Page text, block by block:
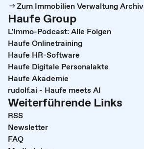
Zum Immobilien Verwaltung Archiv
Haufe Group
L'Immo-Podcast: Alle Folgen
Haufe Onlinetraining
Haufe HR-Software
Haufe Digitale Personalakte
Haufe Akademie
rudolf.ai - Haufe meets AI
Weiterführende Links
RSS
Newsletter
FAQ